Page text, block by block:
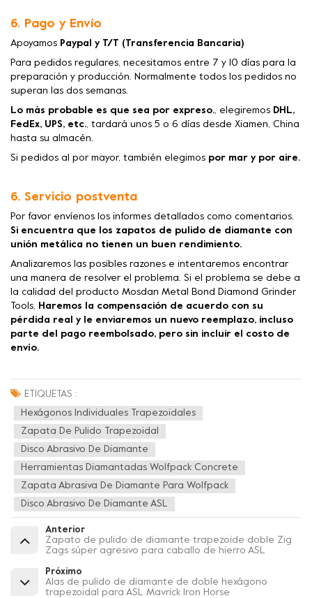
6. Pago y Envío
Apoyamos Paypal y T/T (Transferencia Bancaria)
Para pedidos regulares, necesitamos entre 7 y 10 días para la
preparación y producción. Normalmente todos los pedidos no
superan las dos semanas.
Lo más probable es que sea por expreso., elegiremos DHL,
FedEx, UPS, etc., tardará unos 5 o 6 días desde Xiamen, China
hasta su almacén.
Si pedidos al por mayor, también elegimos por mar y por aire.
6. Servicio postventa
Por favor envíenos los informes detallados como comentarios.
Si encuentra que los zapatos de pulido de diamante con
unión metálica no tienen un buen rendimiento.
Analizaremos las posibles razones e intentaremos encontrar
una manera de resolver el problema. Si el problema se debe a
la calidad del producto Mosdan Metal Bond Diamond Grinder
Tools, Haremos la compensación de acuerdo con su
pérdida real y le enviaremos un nuevo reemplazo, incluso
parte del pago reembolsado, pero sin incluir el costo de
envío.
ETIQUETAS :
Hexágonos Individuales Trapezoidales
Zapata De Pulido Trapezoidal
Disco Abrasivo De Diamante
Herramientas Diamantadas Wolfpack Concrete
Zapata Abrasiva De Diamante Para Wolfpack
Disco Abrasivo De Diamante ASL
Anterior
Zapato de pulido de diamante trapezoide doble Zig
Zags súper agresivo para caballo de hierro ASL
Próximo
Alas de pulido de diamante de doble hexágono
trapezoidal para ASL Mavrick Iron Horse